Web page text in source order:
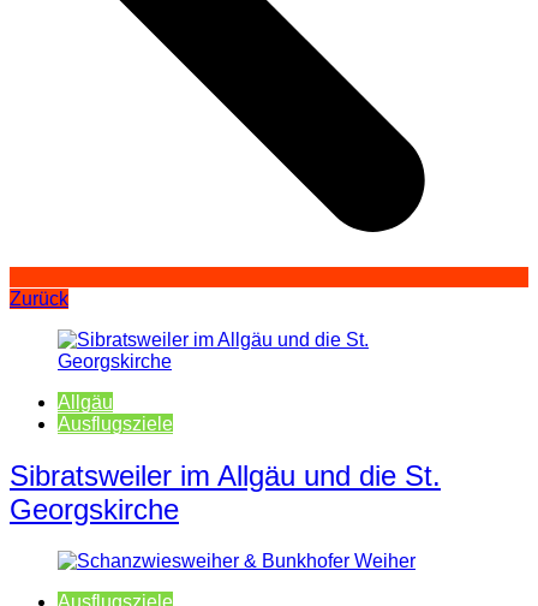
Zurück
Allgäu
Ausflugsziele
Sibratsweiler im Allgäu und die St.
Georgskirche
Ausflugsziele